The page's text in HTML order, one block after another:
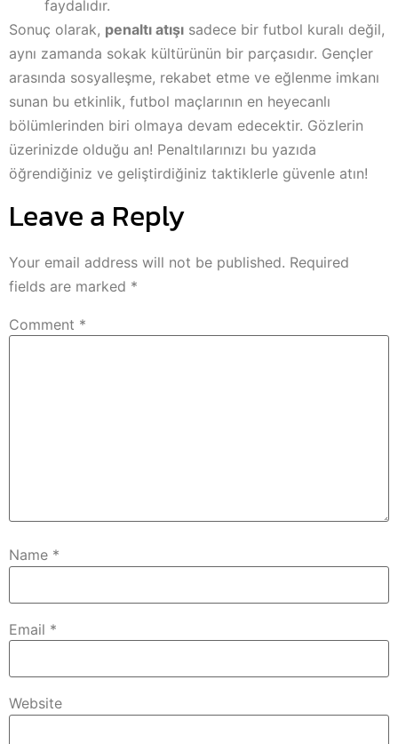
faydalıdır.
Sonuç olarak, penaltı atışı sadece bir futbol kuralı değil,
aynı zamanda sokak kültürünün bir parçasıdır. Gençler
arasında sosyalleşme, rekabet etme ve eğlenme imkanı
sunan bu etkinlik, futbol maçlarının en heyecanlı
bölümlerinden biri olmaya devam edecektir. Gözlerin
üzerinizde olduğu an! Penaltılarınızı bu yazıda
öğrendiğiniz ve geliştirdiğiniz taktiklerle güvenle atın!
Leave a Reply
Your email address will not be published. Required
fields are marked *
Comment *
Name *
Email *
Website